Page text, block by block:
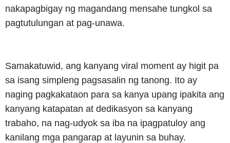
nakapagbigay ng magandang mensahe tungkol sa
pagtutulungan at pag-unawa.
Samakatuwid, ang kanyang viral moment ay higit pa
sa isang simpleng pagsasalin ng tanong. Ito ay
naging pagkakataon para sa kanya upang ipakita ang
kanyang katapatan at dedikasyon sa kanyang
trabaho, na nag-udyok sa iba na ipagpatuloy ang
kanilang mga pangarap at layunin sa buhay.